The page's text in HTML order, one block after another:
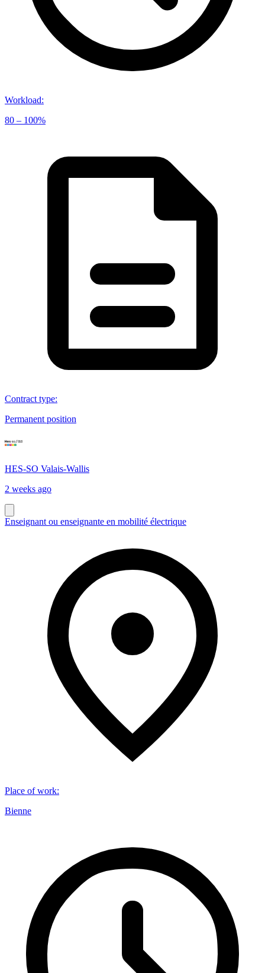
Workload:
80 – 100%
Contract type:
Permanent position
HES-SO Valais-Wallis
2 weeks ago
Enseignant ou enseignante en mobilité électrique
Place of work:
Bienne